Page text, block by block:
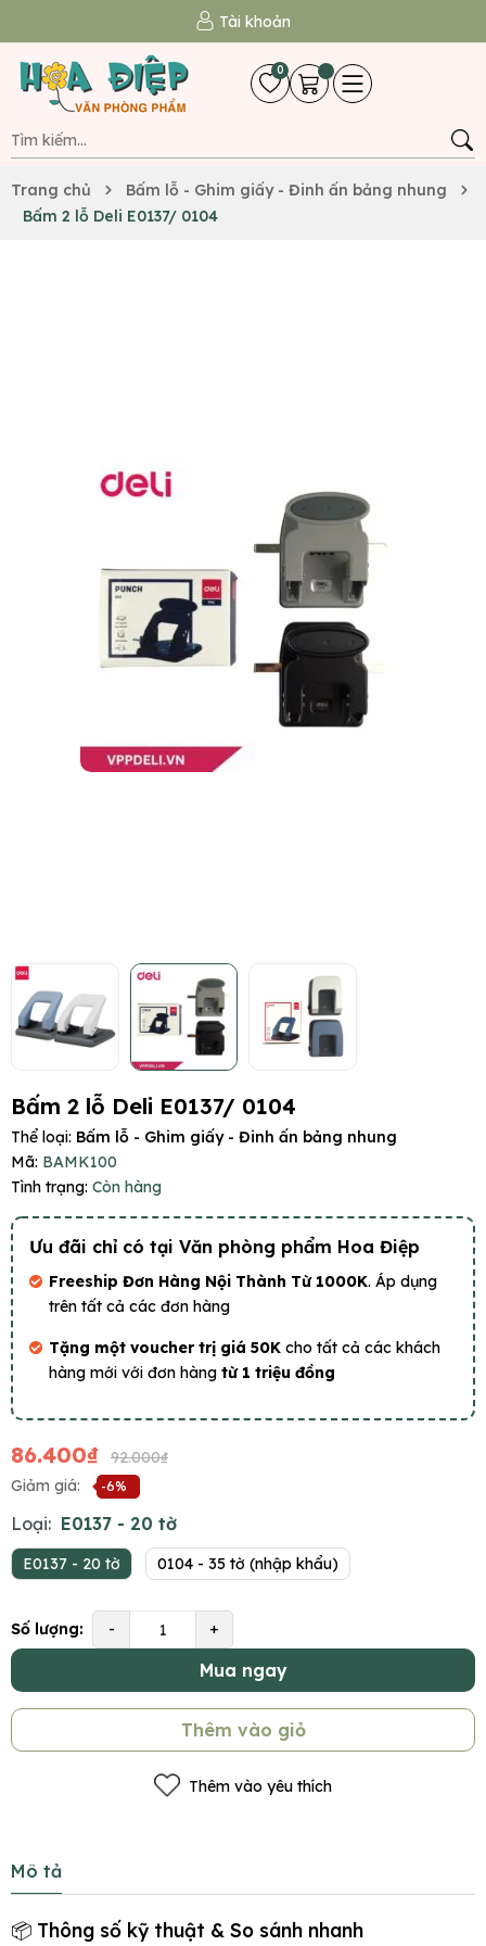
Tài khoản
0
Trang chủ
Bấm lỗ - Ghim giấy - Đinh ấn bảng nhung
Bấm 2 lỗ Deli E0137/ 0104
Bấm 2 lỗ Deli E0137/ 0104
Thể loại: Bấm lỗ - Ghim giấy - Đinh ấn bảng nhung
Mã: BAMK100
Tình trạng: Còn hàng
Ưu đãi chỉ có tại Văn phòng phẩm Hoa Điệp
Freeship Đơn Hàng Nội Thành Từ 1000K. Áp dụng
trên tất cả các đơn hàng
Tặng một voucher trị giá 50K cho tất cả các khách
hàng mới với đơn hàng từ 1 triệu đồng
86.400₫
92.000₫
Giảm giá:
-6%
Loại: E0137 - 20 tờ
E0137 - 20 tờ 0104 - 35 tờ (nhập khẩu)
Số lượng: - +
Mua ngay
Thêm vào giỏ
Thêm vào yêu thích
Mô tả
📦 Thông số kỹ thuật & So sánh nhanh